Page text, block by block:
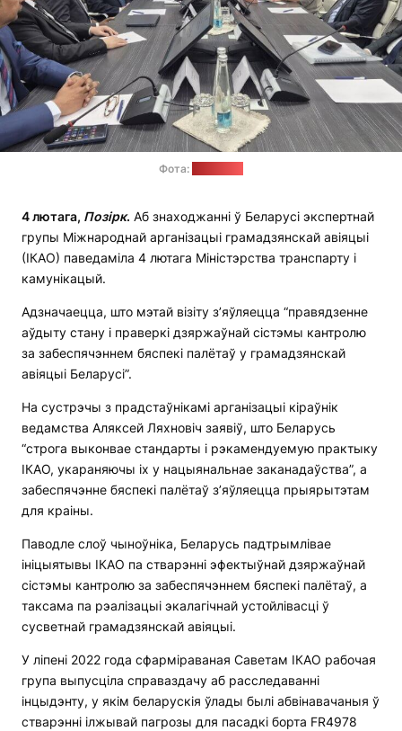
Фота:
4 лютага, Позірк. Аб знаходжанні ў Беларусі экспертнай
групы Міжнароднай арганізацыі грамадзянскай авіяцыі
(ІКАО) паведаміла 4 лютага Міністэрства транспарту і
камунікацый.
Адзначаецца, што мэтай візіту з’яўляецца “правядзенне
аўдыту стану і праверкі дзяржаўнай сістэмы кантролю
за забеспячэннем бяспекі палётаў у грамадзянскай
авіяцыі Беларусі”.
На сустрэчы з прадстаўнікамі арганізацыі кіраўнік
ведамства Аляксей Ляхновіч заявіў, што Беларусь
“строга выконвае стандарты і рэкамендуемую практыку
ІКАО, укараняючы іх у нацыянальнае заканадаўства”, а
забеспячэнне бяспекі палётаў з’яўляецца прыярытэтам
для краіны.
Паводле слоў чыноўніка, Беларусь падтрымлівае
ініцыятывы ІКАО па стварэнні эфектыўнай дзяржаўнай
сістэмы кантролю за забеспячэннем бяспекі палётаў, а
таксама па рэалізацыі экалагічнай устойлівасці ў
сусветнай грамадзянскай авіяцыі.
У ліпені 2022 года сфарміраваная Саветам ІКАО рабочая
група выпусціла справаздачу аб расследаванні
інцыдэнту, у якім беларускія ўлады былі абвінавачаныя ў
стварэнні ілжывай пагрозы для пасадкі борта FR4978